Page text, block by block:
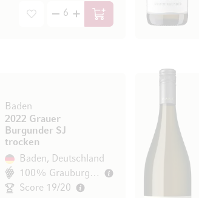
In den Warenkorb
Baden
2022 Grauer
Burgunder SJ
trocken
Baden, Deutschland
100% Grauburgunder
Score 19/20